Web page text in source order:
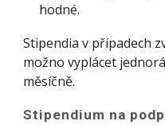
hodné.
Stipendia v případech
možno vyplácet
měsíčně.
Stipendium na